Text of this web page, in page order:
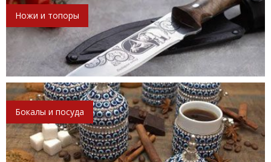
Ножи и топоры
Бокалы и посуда